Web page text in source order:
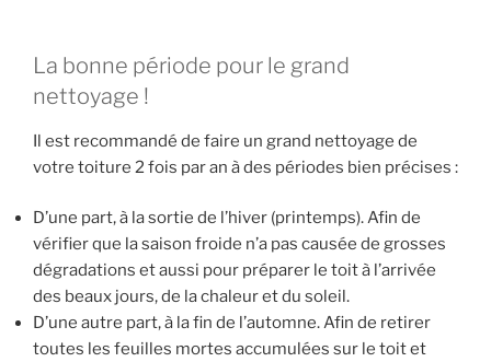
La bonne période pour le grand
nettoyage !
Il est recommandé de faire un grand nettoyage de
votre toiture 2 fois par an à des périodes bien précises :
D’une part, à la sortie de l’hiver (printemps). Afin de
vérifier que la saison froide n’a pas causée de grosses
dégradations et aussi pour préparer le toit à l’arrivée
des beaux jours, de la chaleur et du soleil.
D’une autre part, à la fin de l’automne. Afin de retirer
toutes les feuilles mortes accumulées sur le toit et